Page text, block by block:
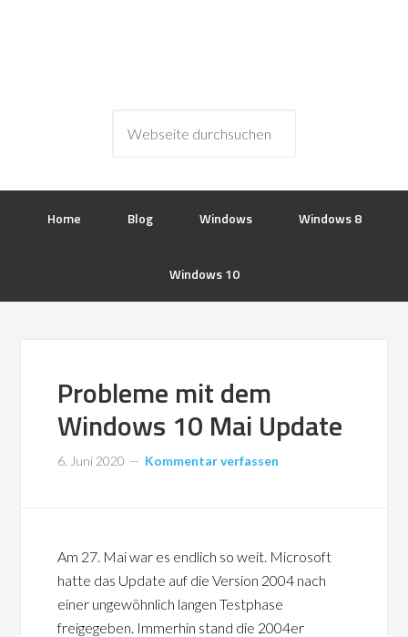
Home Blog Windows Windows 8
Windows 10
Probleme mit dem
Windows 10 Mai Update
6. Juni 2020 Kommentar verfassen
Am 27. Mai war es endlich so weit. Microsoft
hatte das Update auf die Version 2004 nach
einer ungewöhnlich langen Testphase
freigegeben. Immerhin stand die 2004er